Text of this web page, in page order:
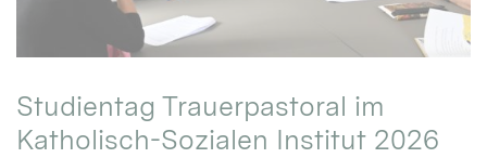
Studientag Trauerpastoral im
Katholisch-Sozialen Institut 2026